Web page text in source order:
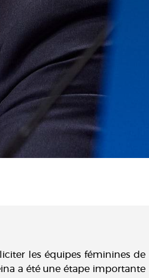
les équipes féminines de
a été une étape importante